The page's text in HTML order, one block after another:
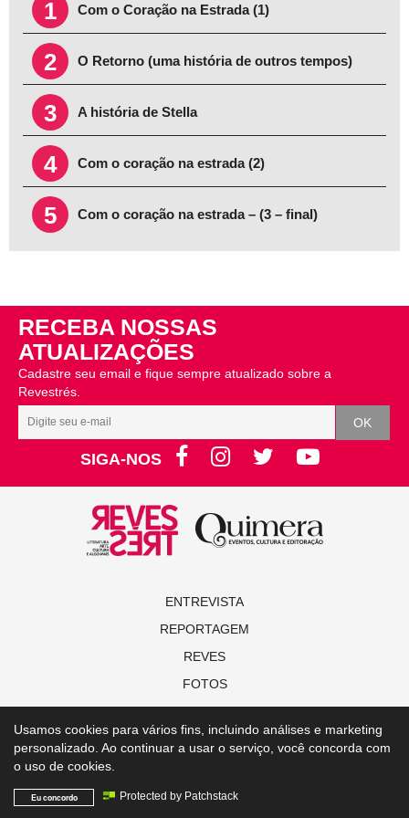
1 Com o Coração na Estrada (1)
2 O Retorno (uma história de outros tempos)
3 A história de Stella
4 Com o coração na estrada (2)
5 Com o coração na estrada – (3 – final)
RECEBA NOSSAS
ATUALIZAÇÕES
Cadastre seu email e fique sempre atualizado sobre a
Revestrés.
SIGA-NOS
ENTREVISTA
REPORTAGEM
REVES
FOTOS
NOVAS
ALGO MAIS
Usamos cookies para vários fins, incluindo análises e marketing
personalizado. Ao continuar a usar o serviço, você concorda com
o uso de cookies.
Eu concordo Protected by Patchstack